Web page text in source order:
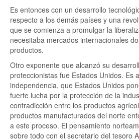
Es entonces con un desarrollo
respecto a los demás países y una
que se comienza a promulgar la
necesitaba mercados internacionales
productos.
Otro exponente que alcanzó su
proteccionistas fue Estados Unidos. Es
independencia, que Estados Unidos
fuerte lucha por la protección de la
contradicción entre los productos
productos manufacturados del norte
a este proceso. El pensamiento
sobre todo con el secretario del tesoro